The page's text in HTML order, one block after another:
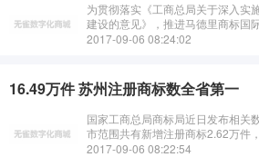
为贯彻落实《工商总局关于深入实
建设的意见》，推进马德里商标国
标申请人实施“走出去”战略，特简
2017-09-06 08:24:02
16.49万件 苏州注册商标数全省第一
国家工商总局商标局近日发布相关
市范围共有新增注册商标2.62万件
底，全市现有有效注册商标16.49万
2017-09-06 08:22:54